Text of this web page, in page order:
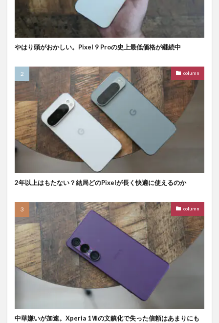
やはり頭がおかしい。Pixel 9 Proの史上最低価格が継続中
column
2年以上はもたない？結局どのPixelが長く快適に使えるのか
column
中華嫌いが加速。Xperia 1Ⅶの文鎮化で失った信頼はあまりにも